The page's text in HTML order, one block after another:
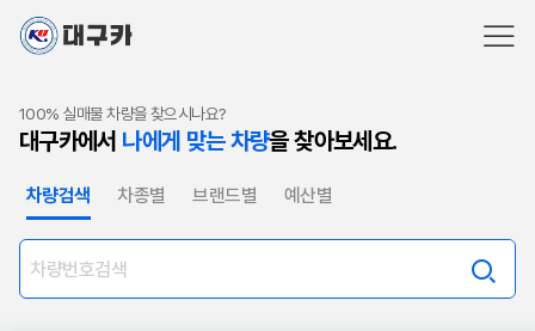
100% 실매물 차량을 찾으시나요?
대구카에서 나에게 맞는 차량을 찾아보세요.
차량검색 차종별 브랜드별 예산별